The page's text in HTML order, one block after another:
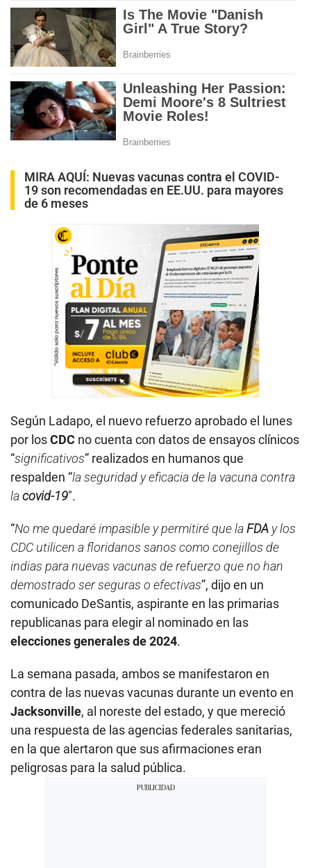
MIRA AQUÍ: Nuevas vacunas contra el COVID-
19 son recomendadas en EE.UU. para mayores
de 6 meses
Según Ladapo, el nuevo refuerzo aprobado el lunes
por losCDC no cuenta con datos de ensayos clínicos
“significativos” realizados en humanos que
respalden “la seguridad y eficacia de la vacuna contra
lacovid-19″.
“No me quedaré impasible y permitiré que laFDA y los
CDC utilicen a floridanos sanos como conejillos de
indias para nuevas vacunas de refuerzo que no han
demostrado ser seguras o efectivas”, dijo en un
comunicado DeSantis, aspirante en las primarias
republicanas para elegir al nominado en las
elecciones generales de 2024.
La semana pasada, ambos se manifestaron en
contra de las nuevas vacunas durante un evento en
Jacksonville, al noreste del estado, y que mereció
una respuesta de las agencias federales sanitarias,
en la que alertaron que sus afirmaciones eran
peligrosas para la salud pública.